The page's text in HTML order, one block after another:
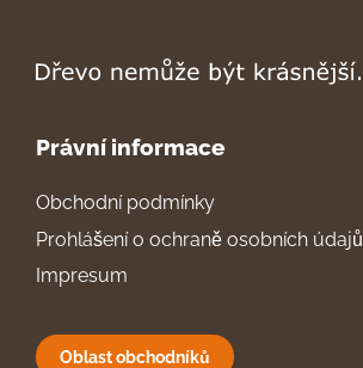
Právní informace
Obchodní podmínky
Prohlášení o ochraně osobních údajů
Impresum
Oblast obchodníků